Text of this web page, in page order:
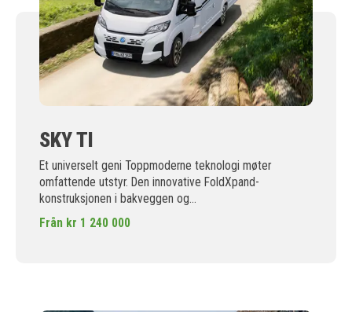
SKY TI
Et universelt geni Toppmoderne teknologi møter
omfattende utstyr. Den innovative FoldXpand-
konstruksjonen i bakveggen og...
Från kr 1 240 000